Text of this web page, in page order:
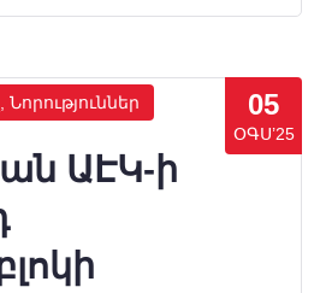
05
ՕԳՍ’25
ԱԷԿ-ի